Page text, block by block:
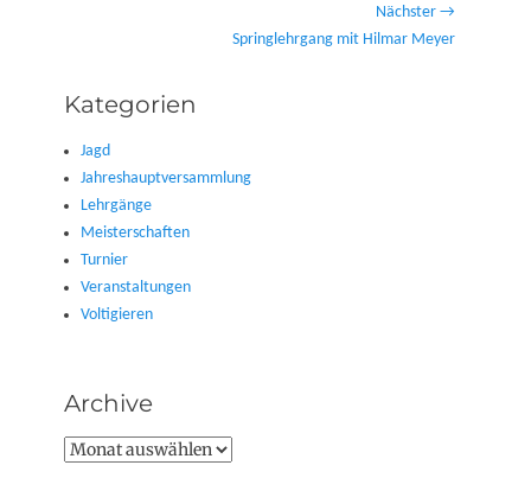
Nächster →
Springlehrgang mit Hilmar Meyer
Kategorien
Jagd
Jahreshauptversammlung
Lehrgänge
Meisterschaften
Turnier
Veranstaltungen
Voltigieren
Archive
Archive